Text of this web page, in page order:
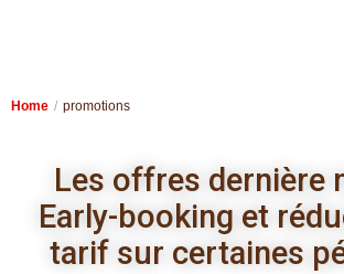
Home promotions
Les offres dernière
Early-booking et
tarif sur certaines